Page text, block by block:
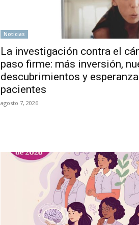
Noticias
La investigación contra el
paso firme: más inversión,
descubrimientos y
pacientes
agosto 7, 2026